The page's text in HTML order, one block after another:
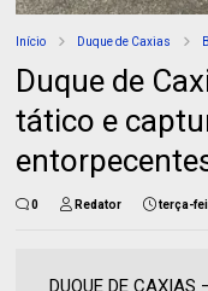
Início Duque de Caxias
Duque de
tático e
0 Redator terça-
DUQUE DE